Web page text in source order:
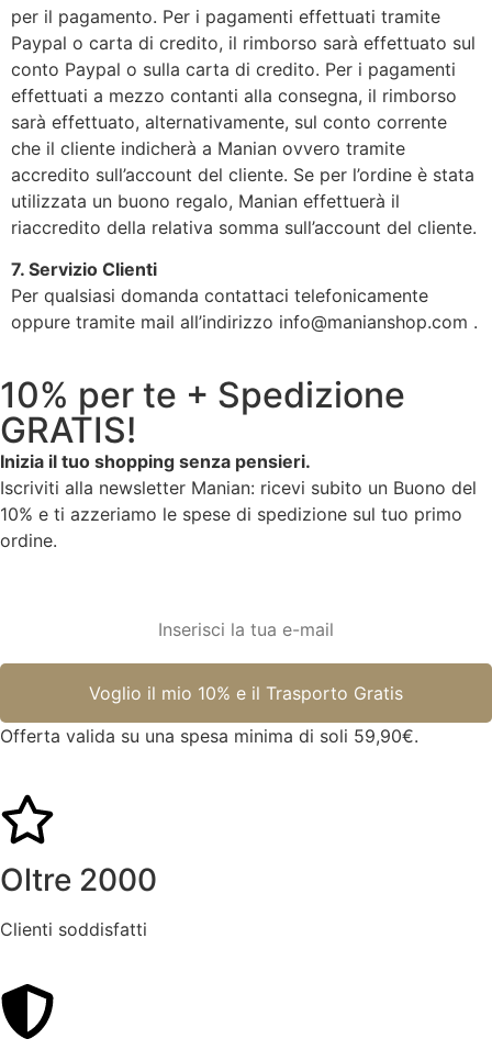
per il pagamento. Per i pagamenti effettuati tramite
Paypal o carta di credito, il rimborso sarà effettuato sul
conto Paypal o sulla carta di credito. Per i pagamenti
effettuati a mezzo contanti alla consegna, il rimborso
sarà effettuato, alternativamente, sul conto corrente
che il cliente indicherà a Manian ovvero tramite
accredito sull’account del cliente. Se per l’ordine è stata
utilizzata un buono regalo, Manian effettuerà il
riaccredito della relativa somma sull’account del cliente.
7. Servizio Clienti
Per qualsiasi domanda contattaci telefonicamente
oppure tramite mail all’indirizzo info@manianshop.com .
10% per te + Spedizione
GRATIS!
Inizia il tuo shopping senza pensieri.
Iscriviti alla newsletter Manian: ricevi subito un Buono del
10% e ti azzeriamo le spese di spedizione sul tuo primo
ordine.
Offerta valida su una spesa minima di soli 59,90€.
Oltre 2000
Clienti soddisfatti